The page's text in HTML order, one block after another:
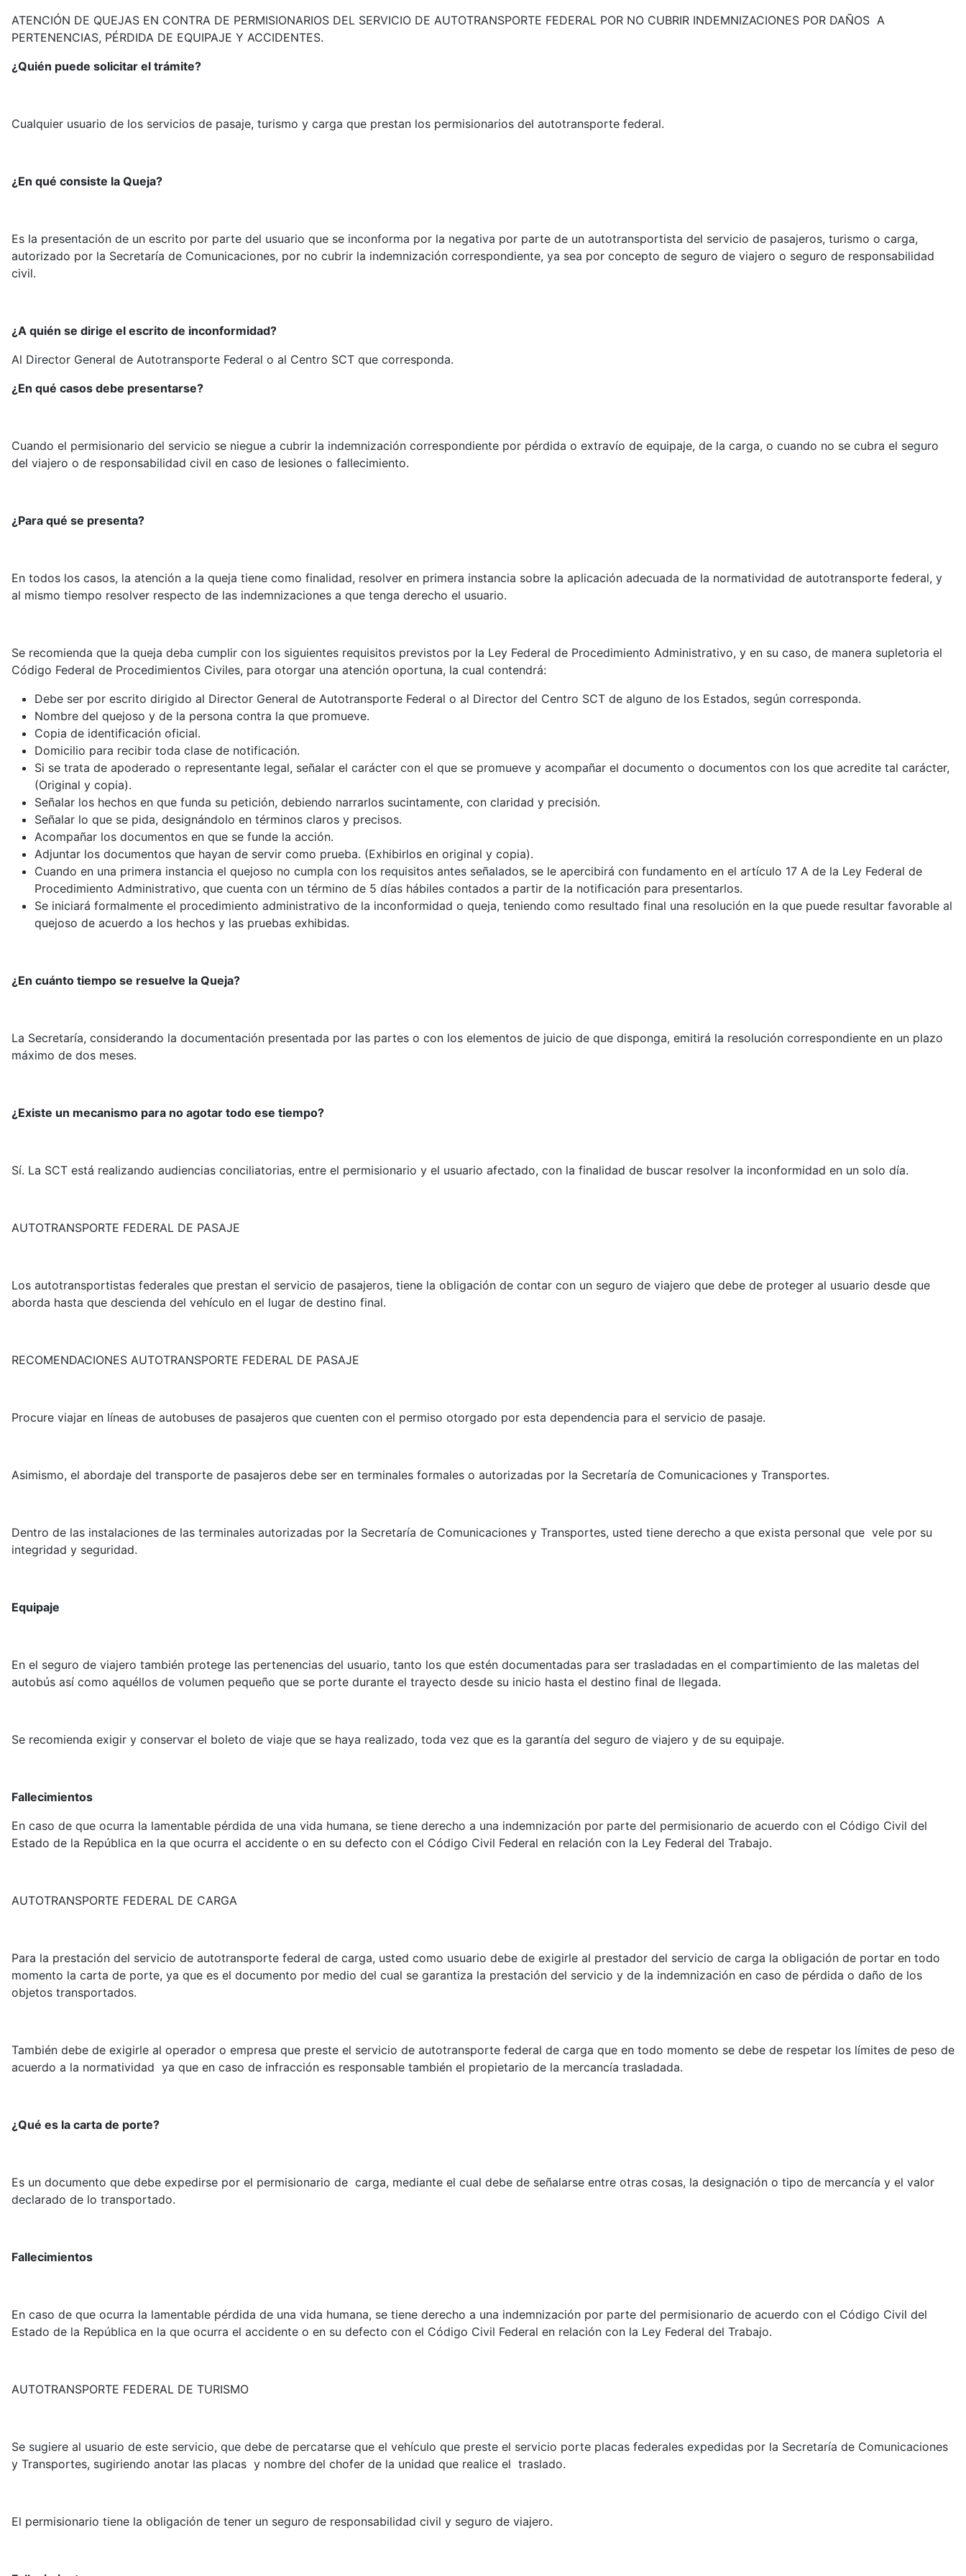
ATENCIÓN DE QUEJAS EN CONTRA DE PERMISIONARIOS DEL SERVICIO DE AUTOTRANSPORTE FEDERAL POR NO CUBRIR INDEMNIZACIONES POR DAÑOS A
PERTENENCIAS, PÉRDIDA DE EQUIPAJE Y ACCIDENTES.
¿Quién puede solicitar el trámite?
Cualquier usuario de los servicios de pasaje, turismo y carga que prestan los permisionarios del autotransporte federal.
¿En qué consiste la Queja?
Es la presentación de un escrito por parte del usuario que se inconforma por la negativa por parte de un autotransportista del servicio de pasajeros, turismo o carga,
autorizado por la Secretaría de Comunicaciones, por no cubrir la indemnización correspondiente, ya sea por concepto de seguro de viajero o seguro de responsabilidad
civil.
¿A quién se dirige el escrito de inconformidad?
Al Director General de Autotransporte Federal o al Centro SCT que corresponda.
¿En qué casos debe presentarse?
Cuando el permisionario del servicio se niegue a cubrir la indemnización correspondiente por pérdida o extravío de equipaje, de la carga, o cuando no se cubra el seguro
del viajero o de responsabilidad civil en caso de lesiones o fallecimiento.
¿Para qué se presenta?
En todos los casos, la atención a la queja tiene como finalidad, resolver en primera instancia sobre la aplicación adecuada de la normatividad de autotransporte federal, y
al mismo tiempo resolver respecto de las indemnizaciones a que tenga derecho el usuario.
Se recomienda que la queja deba cumplir con los siguientes requisitos previstos por la Ley Federal de Procedimiento Administrativo, y en su caso, de manera supletoria el
Código Federal de Procedimientos Civiles, para otorgar una atención oportuna, la cual contendrá:
Debe ser por escrito dirigido al Director General de Autotransporte Federal o al Director del Centro SCT de alguno de los Estados, según corresponda.
Nombre del quejoso y de la persona contra la que promueve.
Copia de identificación oficial.
Domicilio para recibir toda clase de notificación.
Si se trata de apoderado o representante legal, señalar el carácter con el que se promueve y acompañar el documento o documentos con los que acredite tal carácter,
(Original y copia).
Señalar los hechos en que funda su petición, debiendo narrarlos sucintamente, con claridad y precisión.
Señalar lo que se pida, designándolo en términos claros y precisos.
Acompañar los documentos en que se funde la acción.
Adjuntar los documentos que hayan de servir como prueba. (Exhibirlos en original y copia).
Cuando en una primera instancia el quejoso no cumpla con los requisitos antes señalados, se le apercibirá con fundamento en el artículo 17 A de la Ley Federal de
Procedimiento Administrativo, que cuenta con un término de 5 días hábiles contados a partir de la notificación para presentarlos.
Se iniciará formalmente el procedimiento administrativo de la inconformidad o queja, teniendo como resultado final una resolución en la que puede resultar favorable al
quejoso de acuerdo a los hechos y las pruebas exhibidas.
¿En cuánto tiempo se resuelve la Queja?
La Secretaría, considerando la documentación presentada por las partes o con los elementos de juicio de que disponga, emitirá la resolución correspondiente en un plazo
máximo de dos meses.
¿Existe un mecanismo para no agotar todo ese tiempo?
Sí. La SCT está realizando audiencias conciliatorias, entre el permisionario y el usuario afectado, con la finalidad de buscar resolver la inconformidad en un solo día.
AUTOTRANSPORTE FEDERAL DE PASAJE
Los autotransportistas federales que prestan el servicio de pasajeros, tiene la obligación de contar con un seguro de viajero que debe de proteger al usuario desde que
aborda hasta que descienda del vehículo en el lugar de destino final.
RECOMENDACIONES AUTOTRANSPORTE FEDERAL DE PASAJE
Procure viajar en líneas de autobuses de pasajeros que cuenten con el permiso otorgado por esta dependencia para el servicio de pasaje.
Asimismo, el abordaje del transporte de pasajeros debe ser en terminales formales o autorizadas por la Secretaría de Comunicaciones y Transportes.
Dentro de las instalaciones de las terminales autorizadas por la Secretaría de Comunicaciones y Transportes, usted tiene derecho a que exista personal que vele por su
integridad y seguridad.
Equipaje
En el seguro de viajero también protege las pertenencias del usuario, tanto los que estén documentadas para ser trasladadas en el compartimiento de las maletas del
autobús así como aquéllos de volumen pequeño que se porte durante el trayecto desde su inicio hasta el destino final de llegada.
Se recomienda exigir y conservar el boleto de viaje que se haya realizado, toda vez que es la garantía del seguro de viajero y de su equipaje.
Fallecimientos
En caso de que ocurra la lamentable pérdida de una vida humana, se tiene derecho a una indemnización por parte del permisionario de acuerdo con el Código Civil del
Estado de la República en la que ocurra el accidente o en su defecto con el Código Civil Federal en relación con la Ley Federal del Trabajo.
AUTOTRANSPORTE FEDERAL DE CARGA
Para la prestación del servicio de autotransporte federal de carga, usted como usuario debe de exigirle al prestador del servicio de carga la obligación de portar en todo
momento la carta de porte, ya que es el documento por medio del cual se garantiza la prestación del servicio y de la indemnización en caso de pérdida o daño de los
objetos transportados.
También debe de exigirle al operador o empresa que preste el servicio de autotransporte federal de carga que en todo momento se debe de respetar los límites de peso de
acuerdo a la normatividad ya que en caso de infracción es responsable también el propietario de la mercancía trasladada.
¿Qué es la carta de porte?
Es un documento que debe expedirse por el permisionario de carga, mediante el cual debe de señalarse entre otras cosas, la designación o tipo de mercancía y el valor
declarado de lo transportado.
Fallecimientos
En caso de que ocurra la lamentable pérdida de una vida humana, se tiene derecho a una indemnización por parte del permisionario de acuerdo con el Código Civil del
Estado de la República en la que ocurra el accidente o en su defecto con el Código Civil Federal en relación con la Ley Federal del Trabajo.
AUTOTRANSPORTE FEDERAL DE TURISMO
Se sugiere al usuario de este servicio, que debe de percatarse que el vehículo que preste el servicio porte placas federales expedidas por la Secretaría de Comunicaciones
y Transportes, sugiriendo anotar las placas y nombre del chofer de la unidad que realice el traslado.
El permisionario tiene la obligación de tener un seguro de responsabilidad civil y seguro de viajero.